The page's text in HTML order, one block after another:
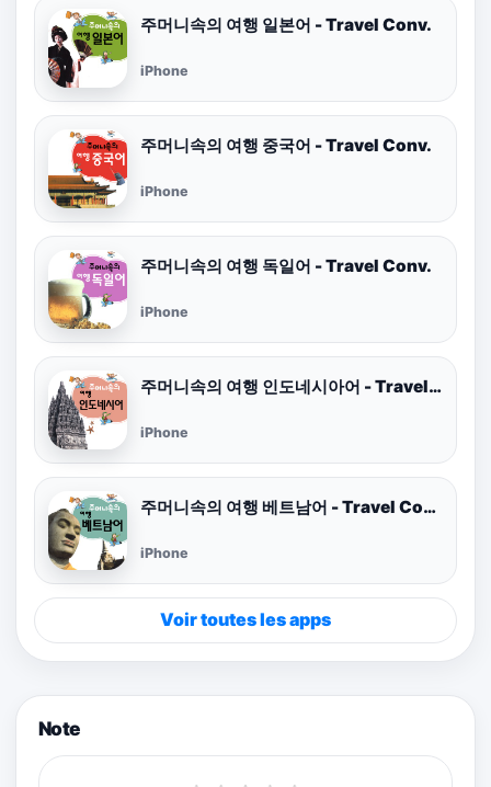
주머니속의 여행 일본어 - Travel Conv.
iPhone
주머니속의 여행 중국어 - Travel Conv.
iPhone
주머니속의 여행 독일어 - Travel Conv.
iPhone
주머니속의 여행 인도네시아어 - Travel Conv.
iPhone
주머니속의 여행 베트남어 - Travel Conv.
iPhone
Voir toutes les apps
Note